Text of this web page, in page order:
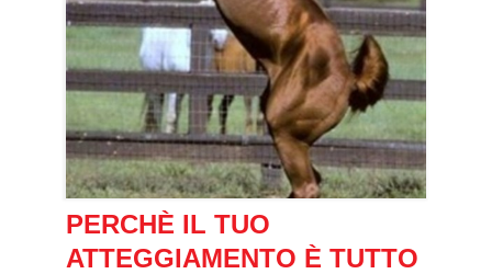
PERCHÈ IL TUO
ATTEGGIAMENTO È TUTTO